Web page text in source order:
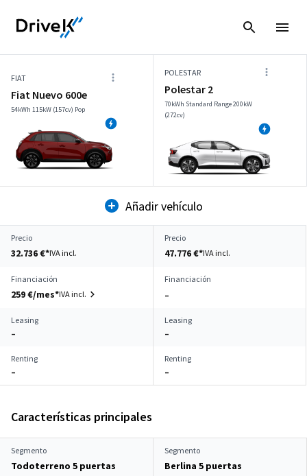
FIAT
Fiat Nuevo 600e
54kWh 115kW (157cv) Pop
POLESTAR
Polestar 2
70kWh Standard Range 200kW
(272cv)
Añadir vehículo
Precio
32.736 €*IVA incl.
Precio
47.776 €*IVA incl.
Financiación
259 €/mes*IVA incl.
Financiación
–
Leasing
–
Leasing
–
Renting
–
Renting
–
Características principales
Segmento
Todoterreno 5 puertas
Segmento
Berlina 5 puertas